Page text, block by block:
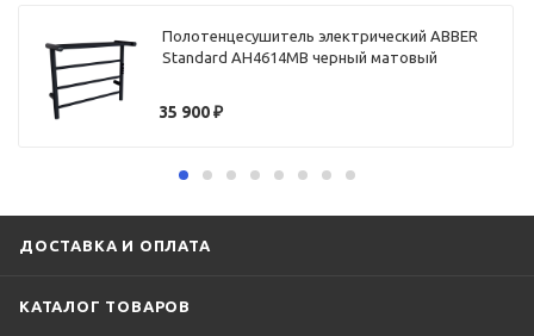
Полотенцесушитель электрический ABBER
Standard AH4614MB черный матовый
35 900₽
ДОСТАВКА И ОПЛАТА
КАТАЛОГ ТОВАРОВ